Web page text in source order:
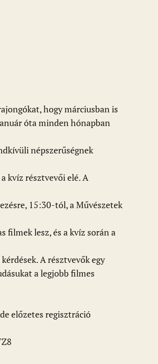
hogy márciusban is
óta minden hónapban
népszerűségnek
kvíz résztvevői elé. A
15:30-tól, a Művészetek
filmek lesz, és a kvíz során a
A résztvevők egy
a legjobb filmes
előzetes regisztráció